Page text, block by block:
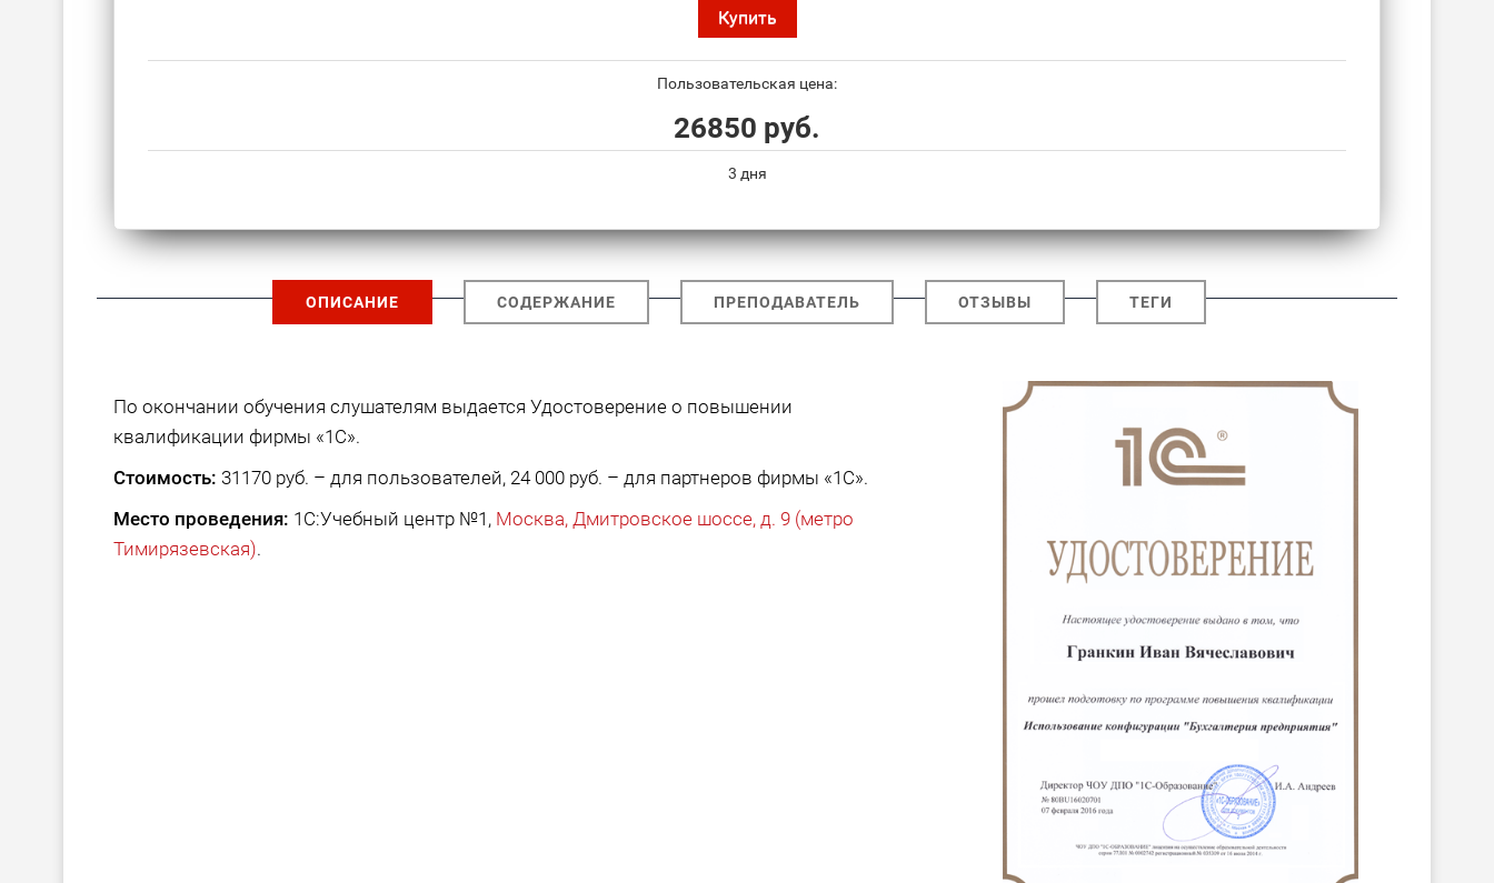
Купить
Пользовательская цена:
26850 руб.
3 дня
ОПИСАНИЕ СОДЕРЖАНИЕ ПРЕПОДАВАТЕЛЬ ОТЗЫВЫ ТЕГИ
По окончании обучения слушателям выдается Удостоверение о повышении
квалификации фирмы «1С».
Стоимость: 31170 руб. – для пользователей, 24 000 руб. – для партнеров фирмы «1С».
Место проведения: 1С:Учебный центр №1, Москва, Дмитровское шоссе, д. 9 (метро
Тимирязевская).